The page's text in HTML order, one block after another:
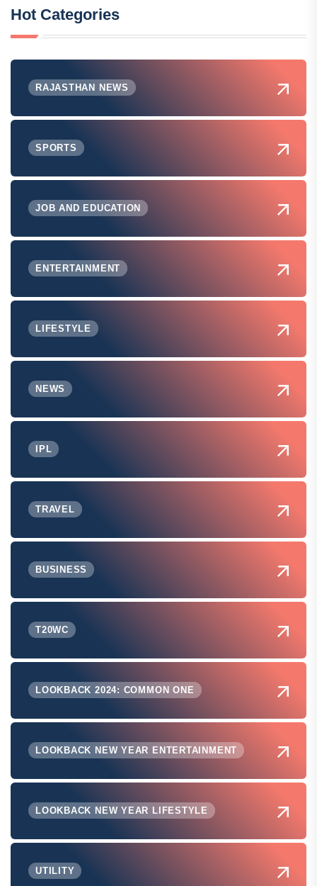
Hot Categories
RAJASTHAN NEWS
SPORTS
JOB AND EDUCATION
ENTERTAINMENT
LIFESTYLE
NEWS
IPL
TRAVEL
BUSINESS
T20WC
LOOKBACK 2024: COMMON ONE
LOOKBACK NEW YEAR ENTERTAINMENT
LOOKBACK NEW YEAR LIFESTYLE
UTILITY